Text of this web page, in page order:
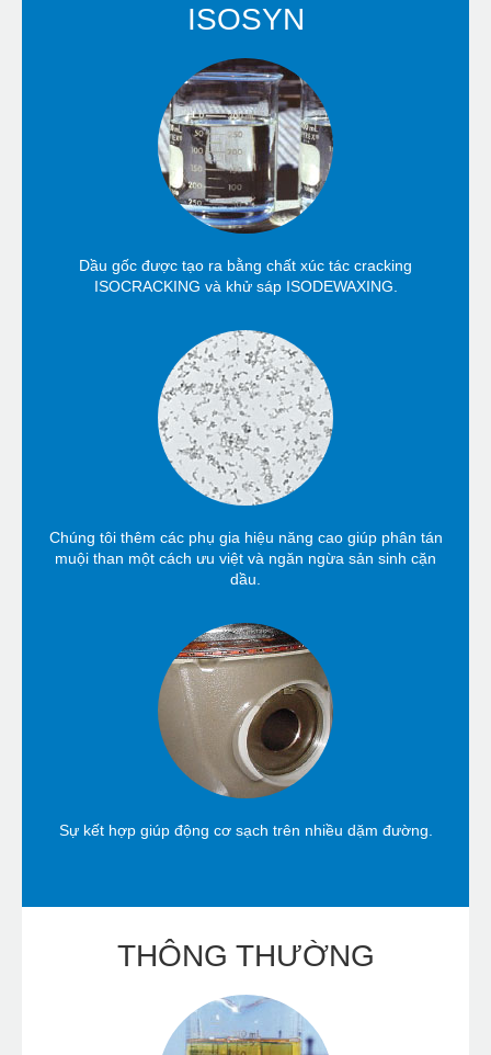
ISOSYN
Dầu gốc được tạo ra bằng chất xúc tác cracking
ISOCRACKING và khử sáp ISODEWAXING.
Chúng tôi thêm các phụ gia hiệu năng cao giúp phân tán
muội than một cách ưu việt và ngăn ngừa sản sinh cặn
dầu.
Sự kết hợp giúp động cơ sạch trên nhiều dặm đường.
THÔNG THƯỜNG